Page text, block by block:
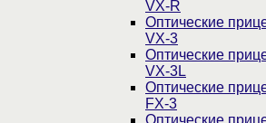
VX-R
Оптические
VX-3
Оптические
VX-3L
Оптические
FX-3
Оптические